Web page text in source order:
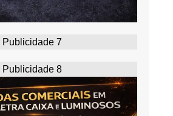
Publicidade 7
Publicidade 8